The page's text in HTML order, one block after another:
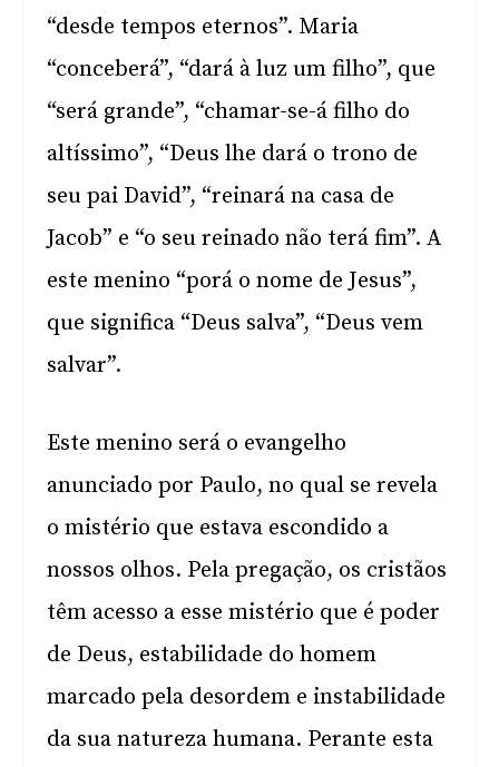
“desde tempos eternos”. Maria
“conceberá”, “dará à luz um filho”, que
“será grande”, “chamar-se-á filho do
altíssimo”, “Deus lhe dará o trono de
seu pai David”, “reinará na casa de
Jacob” e “o seu reinado não terá fim”. A
este menino “porá o nome de Jesus”,
que significa “Deus salva”, “Deus vem
salvar”.
Este menino será o evangelho
anunciado por Paulo, no qual se revela
o mistério que estava escondido a
nossos olhos. Pela pregação, os cristãos
têm acesso a esse mistério que é poder
de Deus, estabilidade do homem
marcado pela desordem e instabilidade
da sua natureza humana. Perante esta